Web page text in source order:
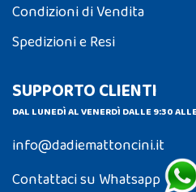
Condizioni di Vendita
Spedizioni e Resi
SUPPORTO CLIENTI
DAL LUNEDÌ AL VENERDÌ DALLE 9:30
info@dadiemattoncini.it
Contattaci su Whatsapp